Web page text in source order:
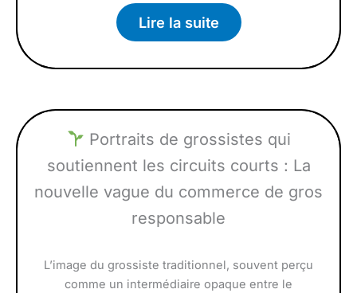
Lire la suite
Portraits de grossistes qui
soutiennent les circuits courts : La
nouvelle vague du commerce de gros
responsable
L’image du grossiste traditionnel, souvent perçu
comme un intermédiaire opaque entre le